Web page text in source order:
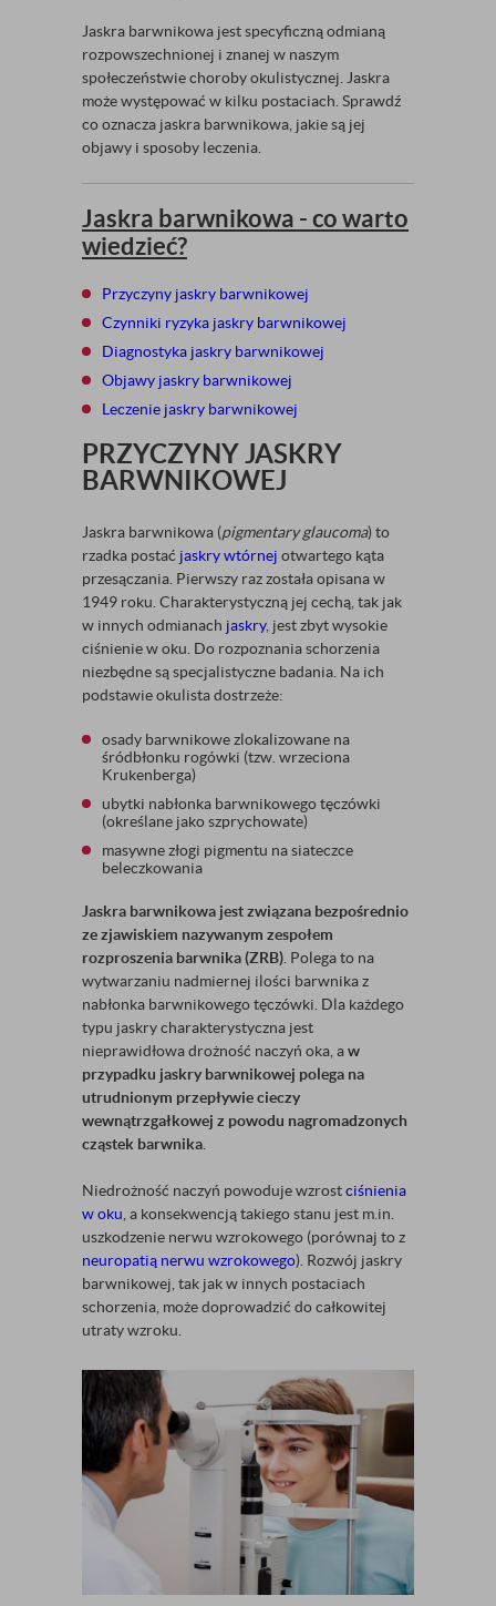
Jaskra barwnikowa jest specyficzną odmianą
rozpowszechnionej i znanej w naszym
społeczeństwie choroby okulistycznej. Jaskra
może występować w kilku postaciach. Sprawdź
co oznacza jaskra barwnikowa, jakie są jej
objawy i sposoby leczenia.
Jaskra barwnikowa - co warto
wiedzieć?
Przyczyny jaskry barwnikowej
Czynniki ryzyka jaskry barwnikowej
Diagnostyka jaskry barwnikowej
Objawy jaskry barwnikowej
Leczenie jaskry barwnikowej
PRZYCZYNY JASKRY
BARWNIKOWEJ
Jaskra barwnikowa (pigmentary glaucoma) to
rzadka postać jaskry wtórnej otwartego kąta
przesączania. Pierwszy raz została opisana w
1949 roku. Charakterystyczną jej cechą, tak jak
w innych odmianach jaskry, jest zbyt wysokie
ciśnienie w oku. Do rozpoznania schorzenia
niezbędne są specjalistyczne badania. Na ich
podstawie okulista dostrzeże:
osady barwnikowe zlokalizowane na
śródbłonku rogówki (tzw. wrzeciona
Krukenberga)
ubytki nabłonka barwnikowego tęczówki
(określane jako szprychowate)
masywne złogi pigmentu na siateczce
beleczkowania
Jaskra barwnikowa jest związana bezpośrednio
ze zjawiskiem nazywanym zespołem
rozproszenia barwnika (ZRB) . Polega to na
wytwarzaniu nadmiernej ilości barwnika z
nabłonka barwnikowego tęczówki. Dla każdego
typu jaskry charakterystyczna jest
nieprawidłowa drożność naczyń oka, aw
przypadku jaskry barwnikowej polega na
utrudnionym przepływie cieczy
wewnątrzgałkowej z powodu nagromadzonych
cząstek barwnika
Niedrożność naczyń powoduje wzrostciśnienia
w oku , a konsekwencją takiego stanu jest m.in.
uszkodzenie nerwu wzrokowego (porównaj to z
neuropatią nerwu wzrokowego). Rozwój jaskry
barwnikowej, tak jak w innych postaciach
schorzenia, może doprowadzić do całkowitej
utraty wzroku.